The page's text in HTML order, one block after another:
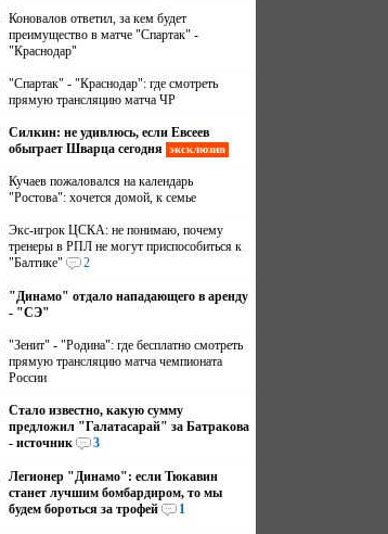
Коновалов ответил, за кем будет
преимущество в матче "Спартак" -
"Краснодар"
"Спартак" - "Краснодар": где смотреть
прямую трансляцию матча ЧР
Силкин: не удивлюсь, если Евсеев
обыграет Шварца сегодня
эксклюзив
Кучаев пожаловался на календарь
"Ростова": хочется домой, к семье
Экс-игрок ЦСКА: не понимаю, почему
тренеры в РПЛ не могут приспособиться к
"Балтике"
2
"Динамо" отдало нападающего в аренду
- "СЭ"
"Зенит" - "Родина": где бесплатно смотреть
прямую трансляцию матча чемпионата
России
Стало известно, какую сумму
предложил "Галатасарай" за Батракова
- источник
3
Легионер "Динамо": если Тюкавин
станет лучшим бомбардиром, то мы
будем бороться за трофей
1